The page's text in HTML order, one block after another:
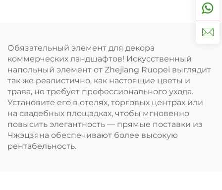
Обязательный элемент для декора
коммерческих ландшафтов! Искусственный
напольный элемент от Zhejiang Ruopei выглядит
так же реалистично, как настоящие цветы и
трава, не требует профессионального ухода.
Установите его в отелях, торговых центрах или
на свадебных площадках, чтобы мгновенно
повысить элегантность — прямые поставки из
Чжэцзяна обеспечивают более высокую
рентабельность.